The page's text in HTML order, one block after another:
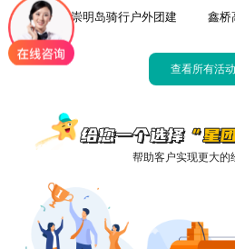
中国外运 | 崇明岛骑行户外团建 鑫桥
查看所有活动
帮助客户实现更大的